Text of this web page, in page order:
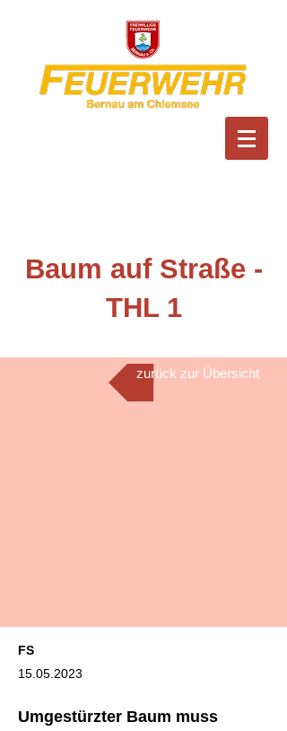
Feuerwehr Bernau am
Chiemsee
Baum auf Straße -
THL 1
FS
15.05.2023
Umgestürzter Baum muss
zurück zur Übersicht